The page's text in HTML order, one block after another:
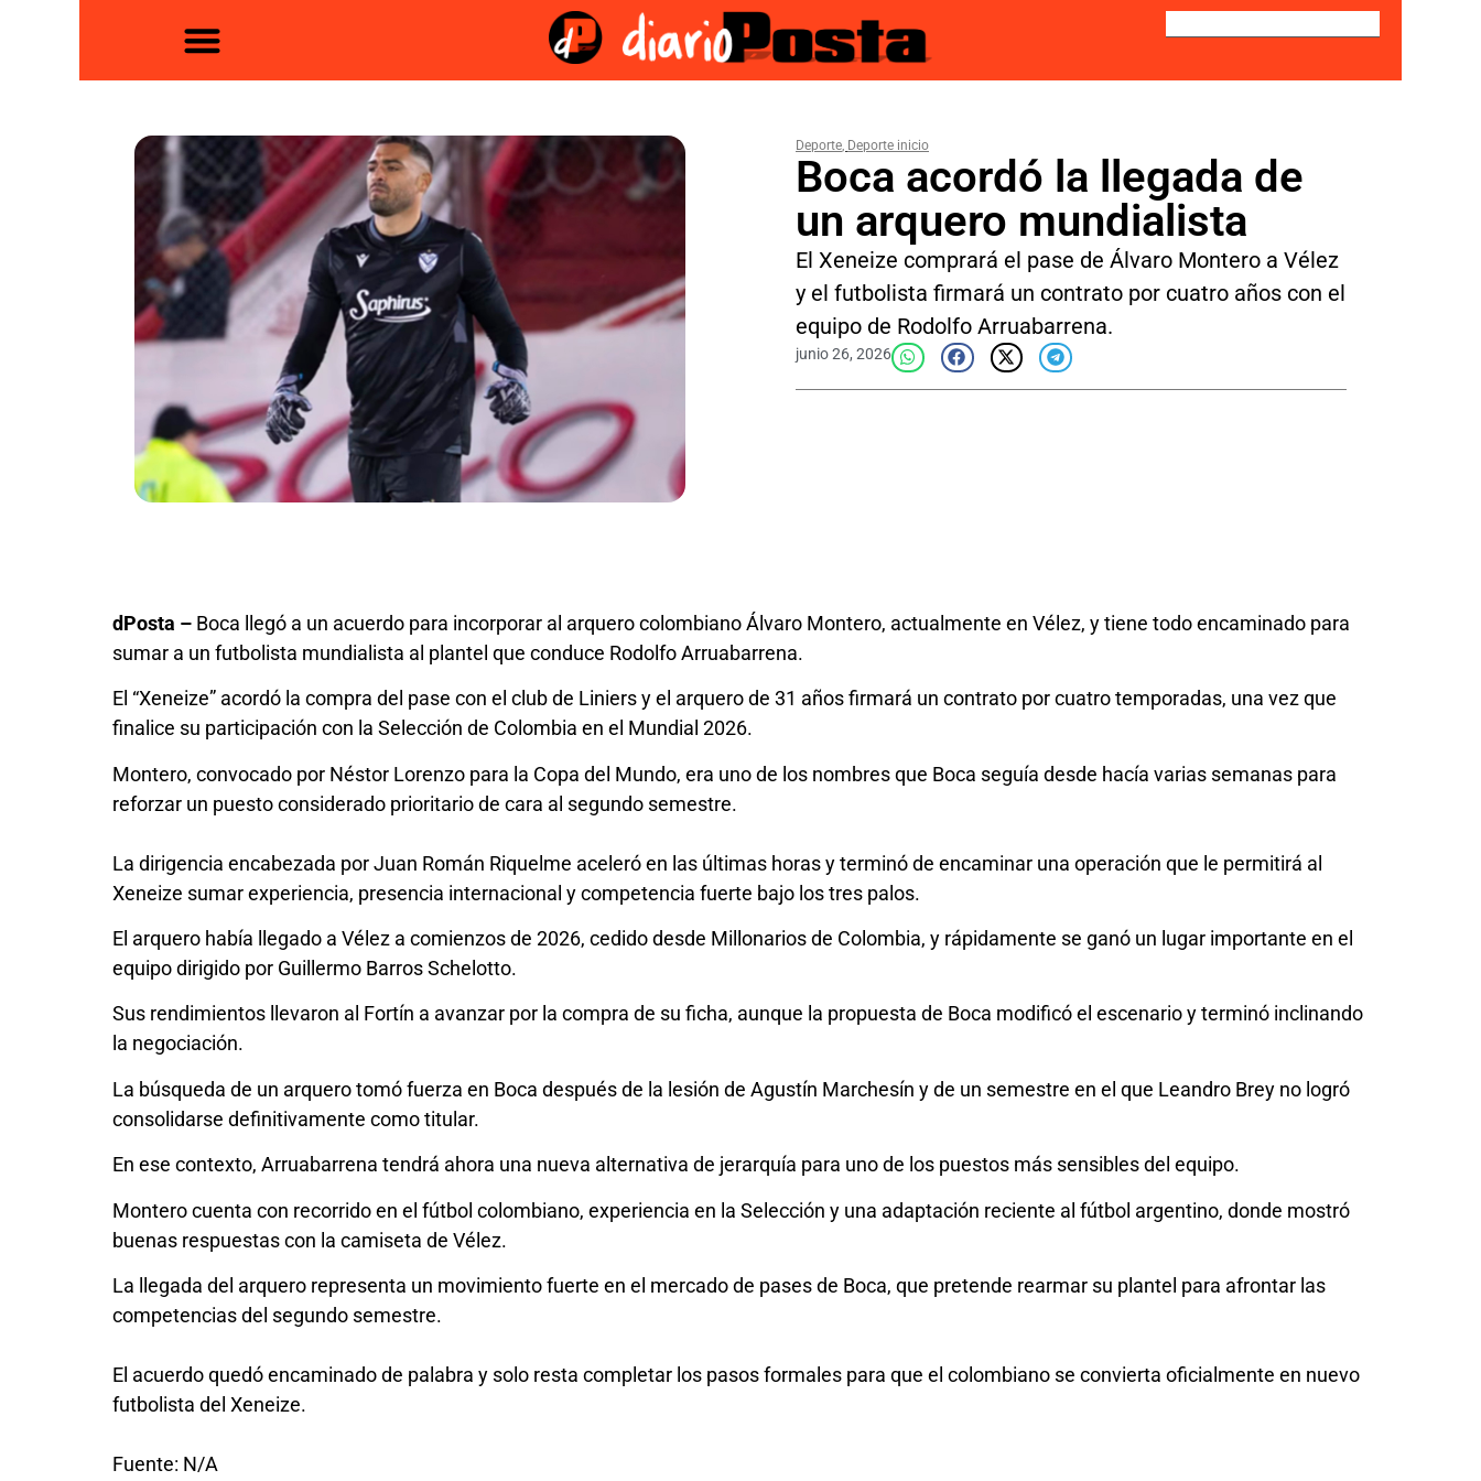
Deporte Deporte inicio
Boca acordó la llegada de
un arquero mundialista
El Xeneize comprará el pase de Álvaro Montero a Vélez
y el futbolista firmará un contrato por cuatro años con el
equipo de Rodolfo Arruabarrena.
junio 26, 2026
dPosta – Boca llegó a un acuerdo para incorporar al arquero colombiano Álvaro Montero, actualmente en Vélez, y tiene todo encaminado para
sumar a un futbolista mundialista al plantel que conduce Rodolfo Arruabarrena.
El “Xeneize” acordó la compra del pase con el club de Liniers y el arquero de 31 años firmará un contrato por cuatro temporadas, una vez que
finalice su participación con la Selección de Colombia en el Mundial 2026.
Montero, convocado por Néstor Lorenzo para la Copa del Mundo, era uno de los nombres que Boca seguía desde hacía varias semanas para
reforzar un puesto considerado prioritario de cara al segundo semestre.
La dirigencia encabezada por Juan Román Riquelme aceleró en las últimas horas y terminó de encaminar una operación que le permitirá al
Xeneize sumar experiencia, presencia internacional y competencia fuerte bajo los tres palos.
El arquero había llegado a Vélez a comienzos de 2026, cedido desde Millonarios de Colombia, y rápidamente se ganó un lugar importante en el
equipo dirigido por Guillermo Barros Schelotto.
Sus rendimientos llevaron al Fortín a avanzar por la compra de su ficha, aunque la propuesta de Boca modificó el escenario y terminó inclinando
la negociación.
La búsqueda de un arquero tomó fuerza en Boca después de la lesión de Agustín Marchesín y de un semestre en el que Leandro Brey no logró
consolidarse definitivamente como titular.
En ese contexto, Arruabarrena tendrá ahora una nueva alternativa de jerarquía para uno de los puestos más sensibles del equipo.
Montero cuenta con recorrido en el fútbol colombiano, experiencia en la Selección y una adaptación reciente al fútbol argentino, donde mostró
buenas respuestas con la camiseta de Vélez.
La llegada del arquero representa un movimiento fuerte en el mercado de pases de Boca, que pretende rearmar su plantel para afrontar las
competencias del segundo semestre.
El acuerdo quedó encaminado de palabra y solo resta completar los pasos formales para que el colombiano se convierta oficialmente en nuevo
futbolista del Xeneize.
Fuente: N/A